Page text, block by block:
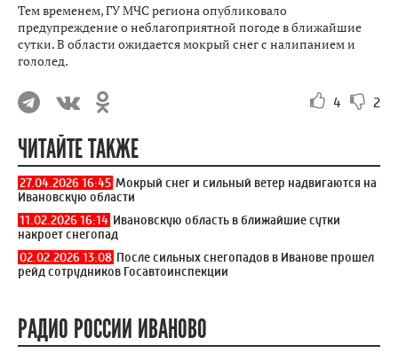
Тем временем, ГУ МЧС региона опубликовало
предупреждение о неблагоприятной погоде в ближайшие
сутки. В области ожидается мокрый снег с налипанием и
гололед.
4 2
ЧИТАЙТЕ ТАКЖЕ
27.04.2026 16:45 Мокрый снег и сильный ветер надвигаются на
Ивановскую области
11.02.2026 16:14 Ивановскую область в ближайшие сутки
накроет снегопад
02.02.2026 13:08 После сильных снегопадов в Иванове прошел
рейд сотрудников Госавтоинспекции
РАДИО РОССИИ ИВАНОВО